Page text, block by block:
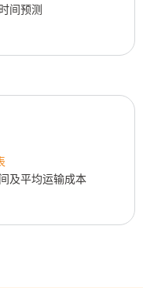
间预测
及平均运输成本